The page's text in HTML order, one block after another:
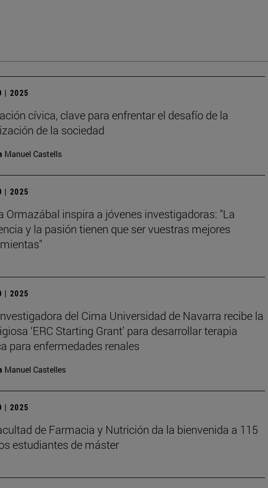
| 2025
cívica, clave para enfrentar el desafío de la
de la sociedad
Manuel Castells
| 2025
Ormazábal inspira a jóvenes investigadoras: "La
y la pasión tienen que ser vuestras mejores
| 2025
del Cima Universidad de Navarra recibe la
‘ERC Starting Grant’ para desarrollar terapia
para enfermedades renales
Manuel Castelles
| 2025
de Farmacia y Nutrición da la bienvenida a 115
estudiantes de máster